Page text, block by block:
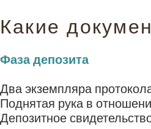
Какие
Фаза депозита
Два экземпляра
Поднятая рука в
Депозитное